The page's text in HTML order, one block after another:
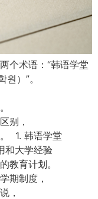
个术语：“韩语学堂
）”。
别，
1. 韩语学堂
和大学经验
教育计划。
期制度，
，